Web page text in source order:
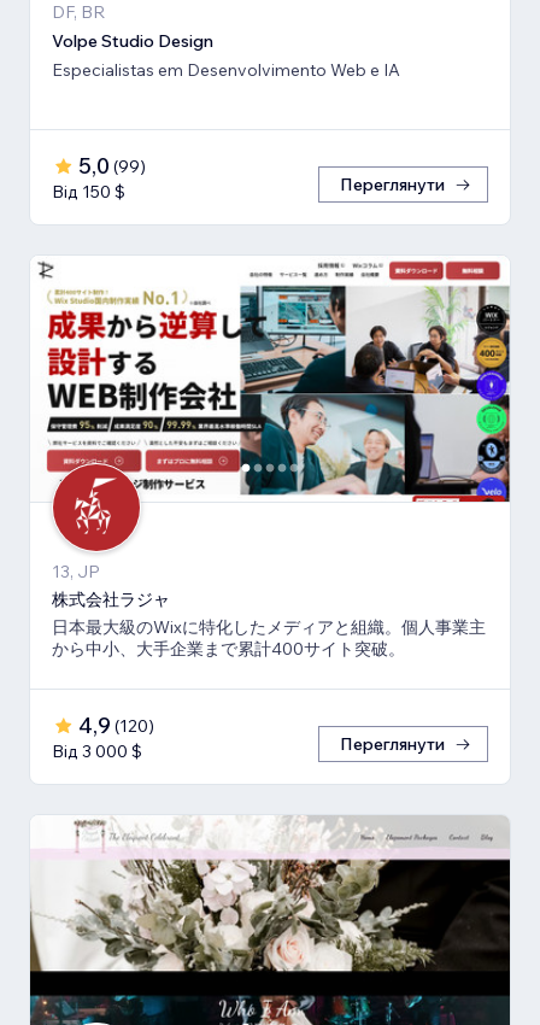
DF, BR
Volpe Studio Design
Especialistas em Desenvolvimento Web e IA
5,0 (99)
Від 150 $
Переглянути
13, JP
株式会社ラジャ
日本最大級のWixに特化したメディアと組織。個人事業主
から中小、大手企業まで累計400サイト突破。
4,9 (120)
Від 3 000 $
Переглянути